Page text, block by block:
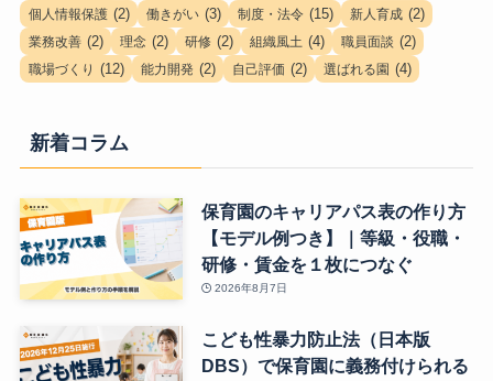
個人情報保護 (2) 働きがい (3) 制度・法令 (15) 新人育成 (2)
業務改善 (2) 理念 (2) 研修 (2) 組織風土 (4) 職員面談 (2)
職場づくり (12) 能力開発 (2) 自己評価 (2) 選ばれる園 (4)
新着コラム
保育園のキャリアパス表の作り方
【モデル例つき】｜等級・役職・
研修・賃金を１枚につなぐ
2026年8月7日
こども性暴力防止法（日本版
DBS）で保育園に義務付けられる